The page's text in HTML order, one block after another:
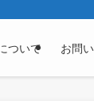
ついて お問